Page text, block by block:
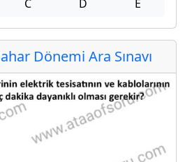
C D E
Dönemi Ara Sınavı